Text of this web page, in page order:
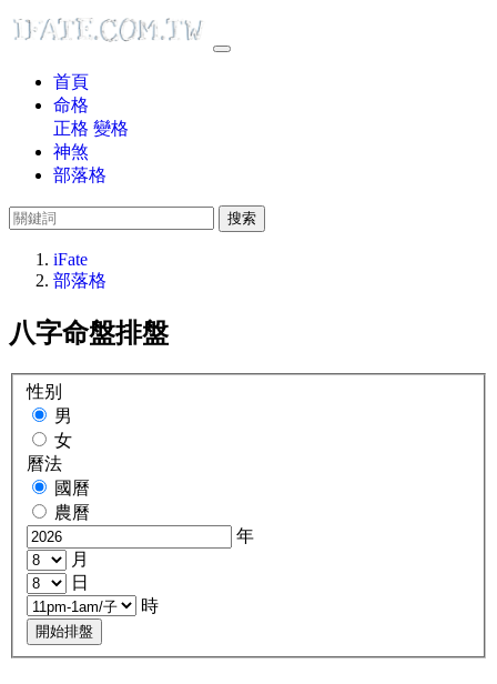
首頁
命格
正格 變格
神煞
部落格
搜索
iFate
部落格
八字命盤排盤
性别
男
女
曆法
國曆
農曆
年
月
日
時
開始排盤